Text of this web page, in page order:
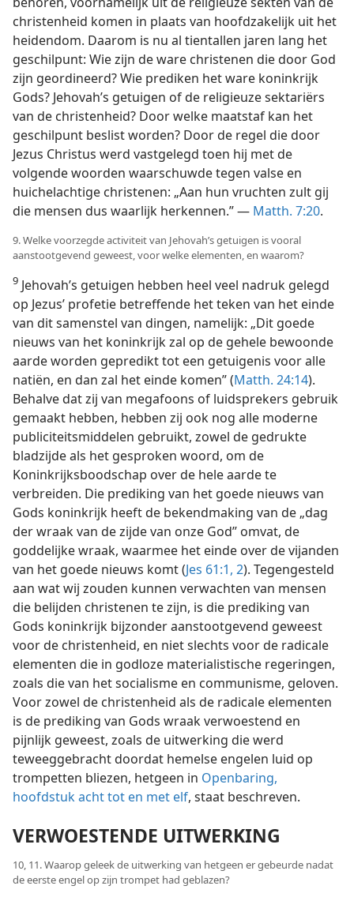
christenheid komen in plaats van hoofdzakelijk uit het
heidendom. Daarom is nu al tientallen jaren lang het
geschilpunt: Wie zijn de ware christenen die door God
zijn geordineerd? Wie prediken het ware koninkrijk
Gods? Jehovah’s getuigen of de religieuze sektariërs
van de christenheid? Door welke maatstaf kan het
geschilpunt beslist worden? Door de regel die door
Jezus Christus werd vastgelegd toen hij met de
volgende woorden waarschuwde tegen valse en
huichelachtige christenen: „Aan hun vruchten zult gij
die mensen dus waarlijk herkennen.” — Matth. 7:20.
9. Welke voorzegde activiteit van Jehovah’s getuigen is vooral
aanstootgevend geweest, voor welke elementen, en waarom?
9 Jehovah’s getuigen hebben heel veel nadruk gelegd
op Jezus’ profetie betreffende het teken van het einde
van dit samenstel van dingen, namelijk: „Dit goede
nieuws van het koninkrijk zal op de gehele bewoonde
aarde worden gepredikt tot een getuigenis voor alle
natiën, en dan zal het einde komen” (Matth. 24:14).
Behalve dat zij van megafoons of luidsprekers gebruik
gemaakt hebben, hebben zij ook nog alle moderne
publiciteitsmiddelen gebruikt, zowel de gedrukte
bladzijde als het gesproken woord, om de
Koninkrijksboodschap over de hele aarde te
verbreiden. Die prediking van het goede nieuws van
Gods koninkrijk heeft de bekendmaking van de „dag
der wraak van de zijde van onze God” omvat, de
goddelijke wraak, waarmee het einde over de vijanden
van het goede nieuws komt (Jes 61:1, 2). Tegengesteld
aan wat wij zouden kunnen verwachten van mensen
die belijden christenen te zijn, is die prediking van
Gods koninkrijk bijzonder aanstootgevend geweest
voor de christenheid, en niet slechts voor de radicale
elementen die in godloze materialistische regeringen,
zoals die van het socialisme en communisme, geloven.
Voor zowel de christenheid als de radicale elementen
is de prediking van Gods wraak verwoestend en
pijnlijk geweest, zoals de uitwerking die werd
teweeggebracht doordat hemelse engelen luid op
trompetten bliezen, hetgeen in Openbaring,
hoofdstuk acht tot en met elf, staat beschreven.
VERWOESTENDE UITWERKING
10, 11. Waarop geleek de uitwerking van hetgeen er gebeurde nadat
de eerste engel op zijn trompet had geblazen?